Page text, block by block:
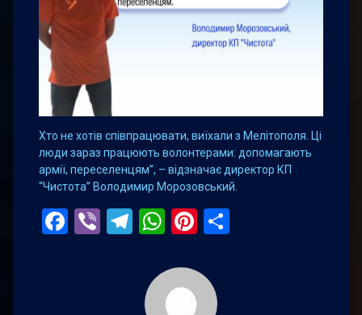
Хто не хотів співпрацювати, виїхали з Мелітополя. Ці
люди зараз працюють волонтерами: допомагають
армії, переселенцям”, – відзначає директор КП
“Чистота” Володимир Морозовський.
Facebook
ViberTelegram
WhatsApp
Pinterest